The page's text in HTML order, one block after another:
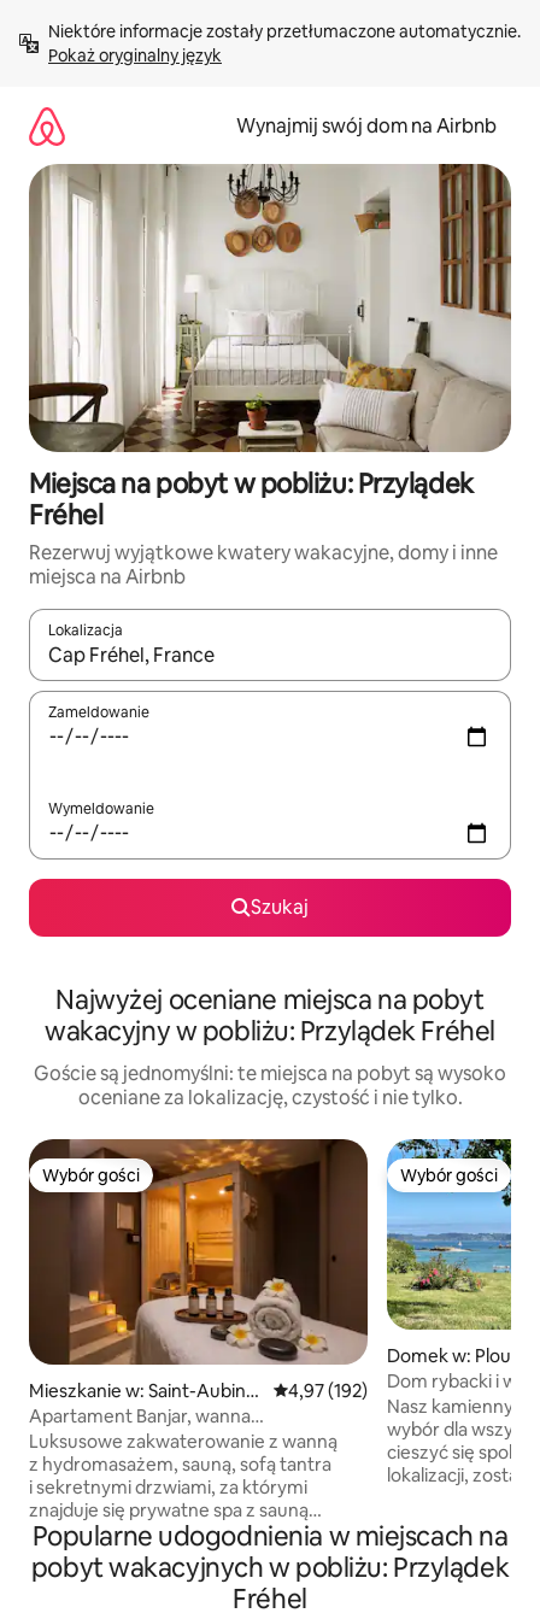
treści Pokaż oryginalny język
Wynajmij swój dom na Airbnb
Miejsca na pobyt w pobliżu: Przylądek
Fréhel
Rezerwuj wyjątkowe kwatery wakacyjne, domy i inne
miejsca na Airbnb
Lokalizacja
Gdy wyniki będą dostępne, możesz poruszać się po nich za
Zameldowanie
Wymeldowanie
Szukaj
Najwyżej oceniane miejsca na pobyt
wakacyjny w pobliżu: Przylądek Fréhel
Goście są jednomyślni: te miejsca na pobyt są wysoko
oceniane za lokalizację, czystość i nie tylko.
Wybór gości
Wybór gości
Mieszkanie w: Saint-Aubin-
d'Aubigné
Średnia ocena: 4,97 na 5, liczba
4,97 (192)
Apartament Banjar, wanna
z hydromasażem, sauna i sekretne
pomieszczenie
Luksusowe zakwaterowanie z wanną
z hydromasażem, sauną, sofą tantra
i sekretnymi drzwiami, za którymi
znajduje się prywatne spa z sauną
i stołem do masażu Podaruj sobie
relaksujący wypoczynek w tym
wspaniałym, inspirowanym Bali miejscu
na pobyt dla dwóch osób o powierzchni
Wybór gości
Wybór gości
Domek w:
Dom rybacki i
💙
Nasz kamienny
wybór dla
cieszyć się
lokalizacji, został
pierwszej linii
widokiem na
wyjątkowym
dech w piersiach
Popularne udogodnienia w miejscach na
pobyt wakacyjnych w pobliżu: Przylądek
Fréhel